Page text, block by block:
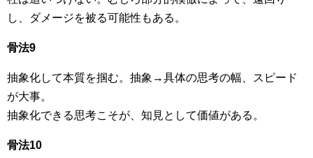
し、ダメージを被る可能性もある。
骨法9
抽象化して本質を掴む。抽象→具体の思考の幅、スピード
が大事。
抽象化できる思考こそが、知見として価値がある。
骨法10